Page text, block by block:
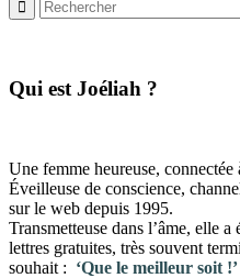
​Qui est Joéliah ?
Une femme heureuse, connectée
Éveilleuse de conscience,
sur le web depuis 1995.
Transmetteuse dans l’âme, elle
lettres gratuites, très souvent
souhait : ‘Que le meilleur soit !’